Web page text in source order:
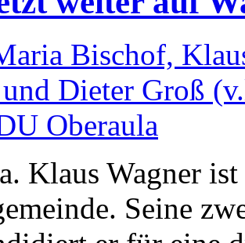
Klaus Wagner
Seine